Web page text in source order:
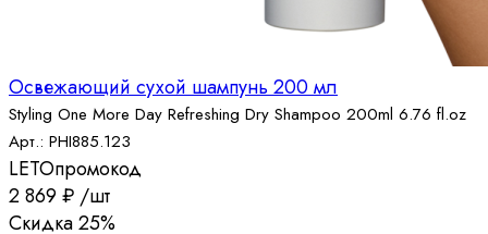
Освежающий cухой шампунь 200 мл
Styling One More Day Refreshing Dry Shampoo 200ml 6.76 fl.oz
Арт.: PHI885.123
LETOпромокод
2 869 ₽ /шт
Скидка25%